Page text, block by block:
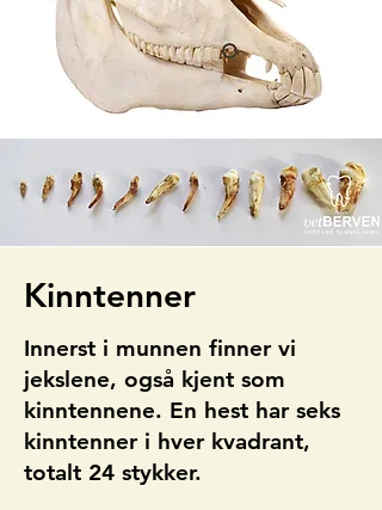
Kinntenner
Innerst i munnen finner vi
jekslene, også kjent som
kinntennene. En hest har seks
kinntenner i hver kvadrant,
totalt 24 stykker.